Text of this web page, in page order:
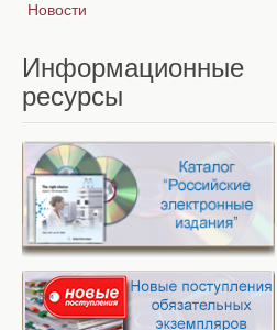
Новости
Информационные
ресурсы